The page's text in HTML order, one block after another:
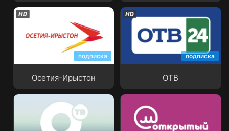
подписка
Осетия-Ирыстон
подписка
ОТВ
ОТВ